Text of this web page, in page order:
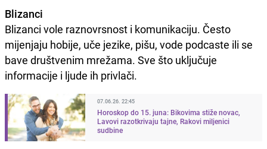
Blizanci
Blizanci vole raznovrsnost i komunikaciju. Često
mijenjaju hobije, uče jezike, pišu, vode podcaste ili se
bave društvenim mrežama. Sve što uključuje
informacije i ljude ih privlači.
07.06.26. 22:45
Horoskop do 15. juna: Bikovima stiže novac,
Lavovi razotkrivaju tajne, Rakovi miljenici
sudbine